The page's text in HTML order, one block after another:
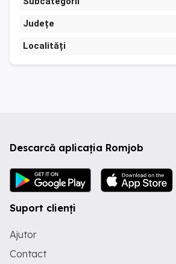
Județe
Localități
Descarcă aplicația Romjob
Suport clienți
Ajutor
Contact